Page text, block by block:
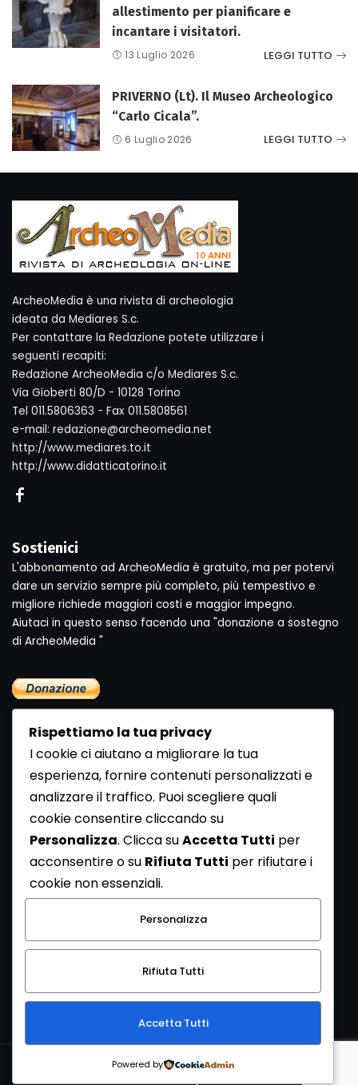
allestimento per pianificare e
incantare i visitatori.
13 Luglio 2026 LEGGI TUTTO
PRIVERNO (Lt). Il Museo Archeologico
“Carlo Cicala”.
6 Luglio 2026 LEGGI TUTTO
ArcheoMedia è una rivista di archeologia
ideata da Mediares S.c.
Per contattare la Redazione potete utilizzare i
seguenti recapiti:
Redazione ArcheoMedia c/o Mediares S.c.
Via Gioberti 80/D - 10128 Torino
Tel 011.5806363 - Fax 011.5808561
e-mail: redazione@archeomedia.net
http://www.mediares.to.it
http://www.didatticatorino.it
Sostienici
L'abbonamento ad ArcheoMedia è gratuito, ma per potervi
dare un servizio sempre più completo, più tempestivo e
migliore richiede maggiori costi e maggior impegno.
Aiutaci in questo senso facendo una "donazione a sostegno
di ArcheoMedia "
Newsletter
Se vuoi ricevere la Rivista gratuita di archeologia realizzata
dalla Redazione di ArcheoMedia iscriviti alla nostra
Newsletter [Clicca Qui]
Con l'invio del messaggio l'utente dichiara di aver letto
l’informativa sulla privacy e di acconsentire al trattamento
dei propri dati personali.
Copyright © 1999-2026Mediares S.c.PI 07341730013 - [
Rispettiamo la tua privacy
I cookie ci aiutano a migliorare la tua
esperienza, fornire contenuti personalizzati e
analizzare il traffico. Puoi scegliere quali
cookie consentire cliccando su
Personalizza. Clicca suAccetta Tutti per
acconsentire o su Rifiuta Tutti per rifiutare i
cookie non essenziali.
Personalizza
Rifiuta Tutti
Accetta Tutti
Powered by